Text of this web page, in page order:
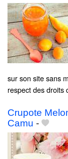
sur son site sans
respect des droits
Crupote
Camu -